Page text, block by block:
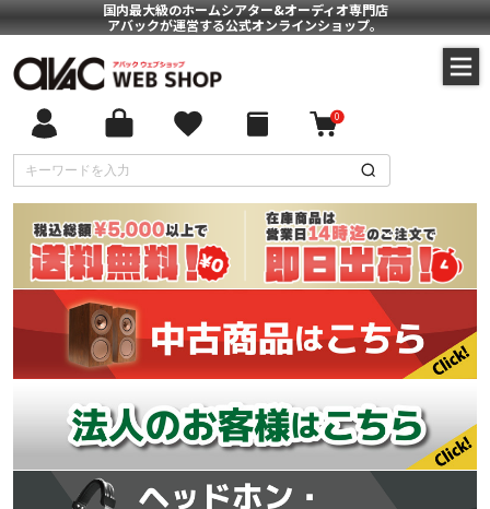
国内最大級のホームシアター&オーディオ専門店
アバックが運営する公式オンラインショップ。
0